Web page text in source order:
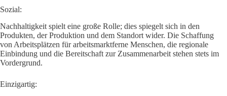
Sozial:
Nachhaltigkeit spielt eine große Rolle; dies spiegelt sich in den
Produkten, der Produktion und dem Standort wider. Die Schaffung
von Arbeitsplätzen für arbeitsmarktferne Menschen, die regionale
Einbindung und die Bereitschaft zur Zusammenarbeit stehen stets im
Vordergrund.
Einzigartig: